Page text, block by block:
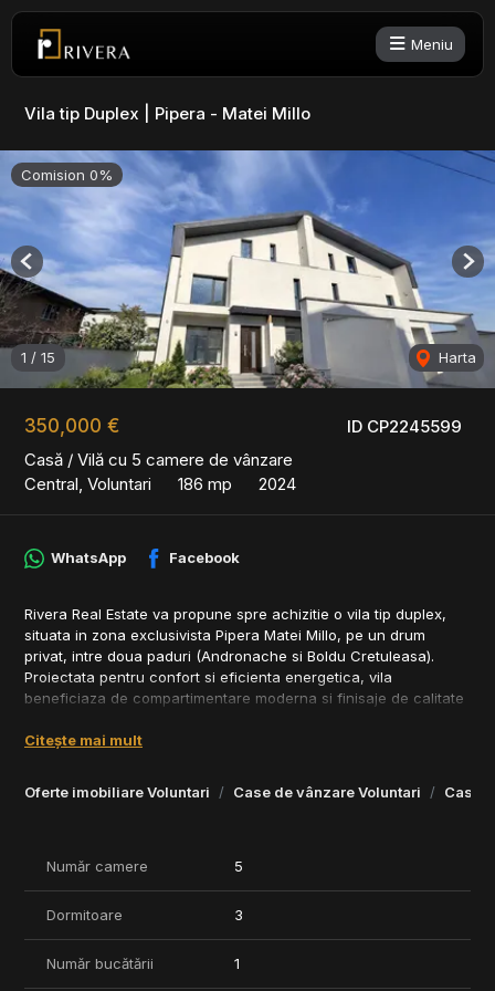
Meniu
Vila tip Duplex | Pipera - Matei Millo
ID CP2245599
350,000 €
Casă / Vilă cu 5 camere de vânzare
Central, Voluntari
186 mp 2024
Comision 0%
1 / 15 Harta
Previous
Oferte imobiliare Voluntari Case de vânzare Voluntari Case
WhatsApp Facebook
Rivera Real Estate va propune spre achizitie o vila tip duplex,
situata in zona exclusivista Pipera Matei Millo, pe un drum
privat, intre doua paduri (Andronache si Boldu Cretuleasa).
Proiectata pentru confort si eficienta energetica, vila
beneficiaza de compartimentare moderna si finisaje de calitate
• Amprenta la sol: 80 mp
• Camere: 5 (3 dormitoare)
• Locuri de parcare: 3
Compartimentare:
• Parter: living, bucatarie, camara, zona dining, baie
Citește mai mult
Număr camere 5
Dormitoare 3
Număr bucătării 1